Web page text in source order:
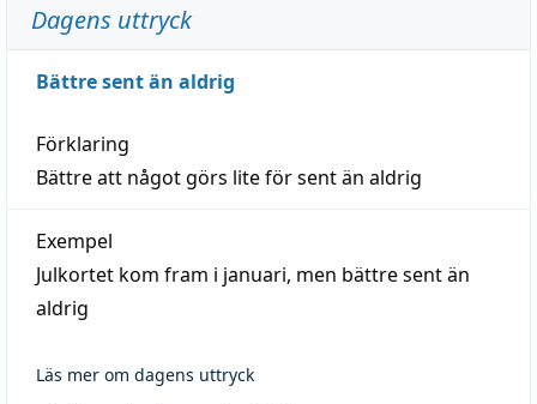
Dagens uttryck
Bättre sent än aldrig
Förklaring
Bättre att något görs lite för sent än aldrig
Exempel
Julkortet kom fram i januari, men bättre sent än
aldrig
Läs mer om dagens uttryck